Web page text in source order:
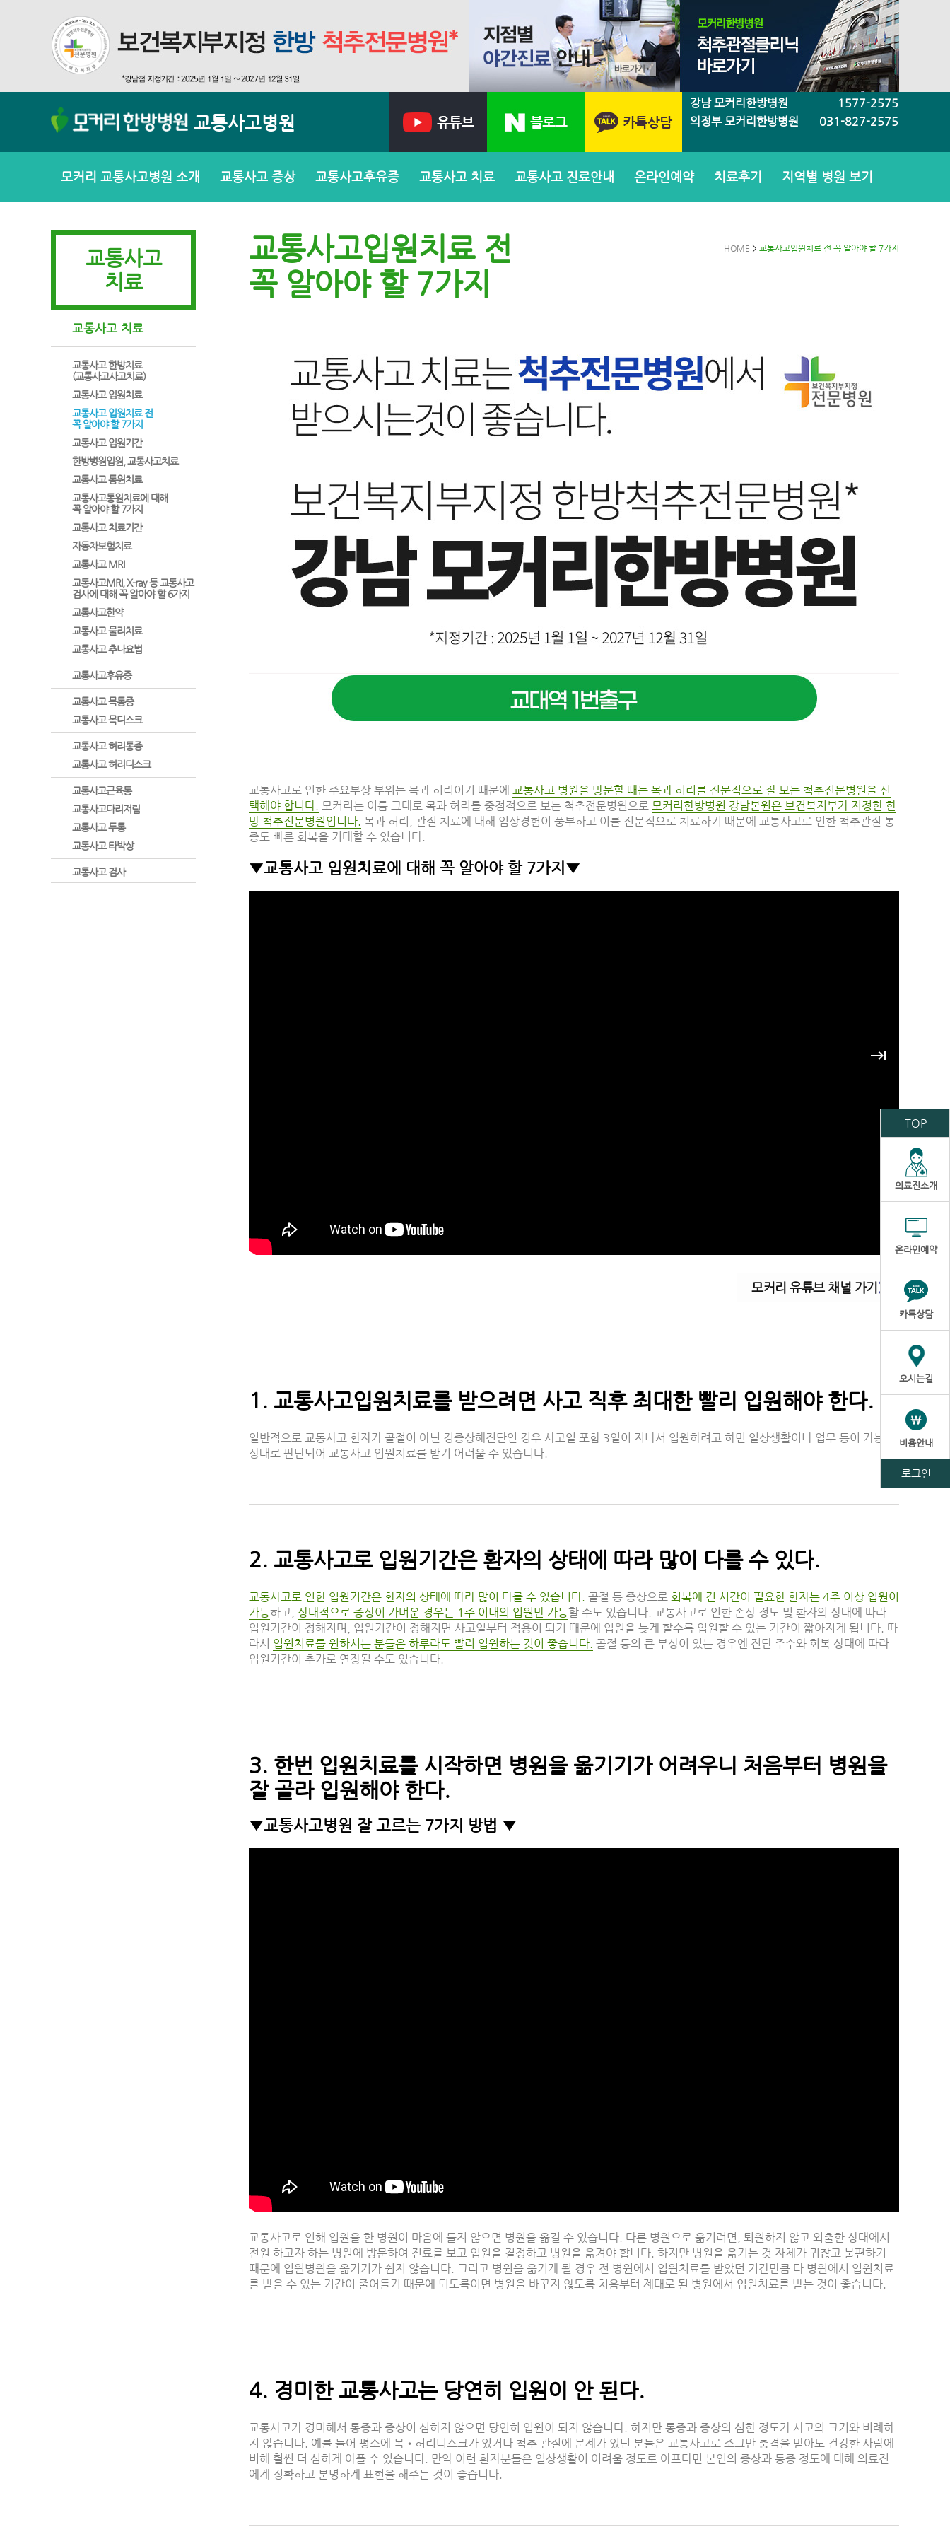
교통사고병원
강남 모커리한방병원
1577-2575
의정부 모커리한방병원
031-827-2575
모커리 교통사고병원 소개 교통사고 증상 교통사고후유증 교통사고 치료 교통사고 진료안내 온라인예약 치료후기 지역별 병원 보기
교통사고
치료
교통사고 치료
교통사고 한방치료
(교통사고사고치료)
교통사고 입원치료
교통사고 입원치료 전
꼭 알아야 할 7가지
교통사고 입원기간
한방병원입원, 교통사고치료
교통사고 통원치료
교통사고통원치료에 대해
꼭 알아야 할 7가지
교통사고 치료기간
자동차보험치료
교통사고 MRI
교통사고MRI, X-ray 등 교통사고
검사에 대해 꼭 알아야 할 6가지
교통사고한약
교통사고 물리치료
교통사고 추나요법
교통사고후유증
교통사고 목통증
교통사고 목디스크
교통사고 허리통증
교통사고 허리디스크
교통사고근육통
교통사고다리저림
교통사고 두통
교통사고 타박상
교통사고 검사
교통사고입원치료 전
꼭 알아야 할 7가지
HOME > 교통사고입원치료 전 꼭 알아야 할 7가지
교통사고로 인한 주요부상 부위는 목과 허리이기 때문에 교통사고 병원을 방문할 때는 목과 허리를 전문적으로 잘 보는 척추전문병원을 선
택해야 합니다. 모커리는 이름 그대로 목과 허리를 중점적으로 보는 척추전문병원으로 모커리한방병원 강남본원은 보건복지부가 지정한 한
방 척추전문병원입니다. 목과 허리, 관절 치료에 대해 임상경험이 풍부하고 이를 전문적으로 치료하기 때문에 교통사고로 인한 척추관절 통
증도 빠른 회복을 기대할 수 있습니다.
▼교통사고 입원치료에 대해 꼭 알아야 할 7가지▼
모커리 유튜브 채널 가기 >
1. 교통사고입원치료를 받으려면 사고 직후 최대한 빨리 입원해야 한다.
일반적으로 교통사고 환자가 골절이 아닌 경증상해진단인 경우 사고일 포함 3일이 지나서 입원하려고 하면 일상생활이나 업무 등이 가능한
상태로 판단되어 교통사고 입원치료를 받기 어려울 수 있습니다.
2. 교통사고로 입원기간은 환자의 상태에 따라 많이 다를 수 있다.
교통사고로 인한 입원기간은 환자의 상태에 따라 많이 다를 수 있습니다. 골절 등 중상으로 회복에 긴 시간이 필요한 환자는 4주 이상 입원이
가능하고, 상대적으로 증상이 가벼운 경우는 1주 이내의 입원만 가능할 수도 있습니다. 교통사고로 인한 손상 정도 및 환자의 상태에 따라
입원기간이 정해지며, 입원기간이 정해지면 사고일부터 적용이 되기 때문에 입원을 늦게 할수록 입원할 수 있는 기간이 짧아지게 됩니다. 따
라서 입원치료를 원하시는 분들은 하루라도 빨리 입원하는 것이 좋습니다. 골절 등의 큰 부상이 있는 경우엔 진단 주수와 회복 상태에 따라
입원기간이 추가로 연장될 수도 있습니다.
3. 한번 입원치료를 시작하면 병원을 옮기기가 어려우니 처음부터 병원을
잘 골라 입원해야 한다.
▼교통사고병원 잘 고르는 7가지 방법 ▼
교통사고로 인해 입원을 한 병원이 마음에 들지 않으면 병원을 옮길 수 있습니다. 다른 병원으로 옮기려면, 퇴원하지 않고 외출한 상태에서
전원 하고자 하는 병원에 방문하여 진료를 보고 입원을 결정하고 병원을 옮겨야 합니다. 하지만 병원을 옮기는 것 자체가 귀찮고 불편하기
때문에 입원병원을 옮기기가 쉽지 않습니다. 그리고 병원을 옮기게 될 경우 전 병원에서 입원치료를 받았던 기간만큼 타 병원에서 입원치료
를 받을 수 있는 기간이 줄어들기 때문에 되도록이면 병원을 바꾸지 않도록 처음부터 제대로 된 병원에서 입원치료를 받는 것이 좋습니다.
4. 경미한 교통사고는 당연히 입원이 안 된다.
교통사고가 경미해서 통증과 증상이 심하지 않으면 당연히 입원이 되지 않습니다. 하지만 통증과 증상의 심한 정도가 사고의 크기와 비례하
지 않습니다. 예를 들어 평소에 목•허리디스크가 있거나 척추 관절에 문제가 있던 분들은 교통사고로 조그만 충격을 받아도 건강한 사람에
비해 훨씬 더 심하게 아플 수 있습니다. 만약 이런 환자분들은 일상생활이 어려울 정도로 아프다면 본인의 증상과 통증 정도에 대해 의료진
에게 정확하고 분명하게 표현을 해주는 것이 좋습니다.
keyboard_tab
TOP
의료진소개
온라인예약
카톡상담
오시는길
비용안내
로그인